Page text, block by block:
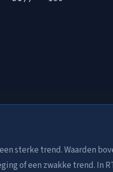
sterke trend. Waarden
of een zwakke trend. In